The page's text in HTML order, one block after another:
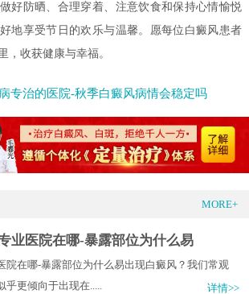
好防晒、合理穿着、注意饮食和保持心情愉悦
地享受节日的欢乐与温馨。愿每位白癜风患者
，收获健康与幸福。
专治的医院-秋季白癜风病情会稳定吗
MORE+
业医院在哪-暴露部位为什么易
院在哪-暴露部位为什么易出现白癜风？我们常观
乎更倾向于出现在.....
详情>>